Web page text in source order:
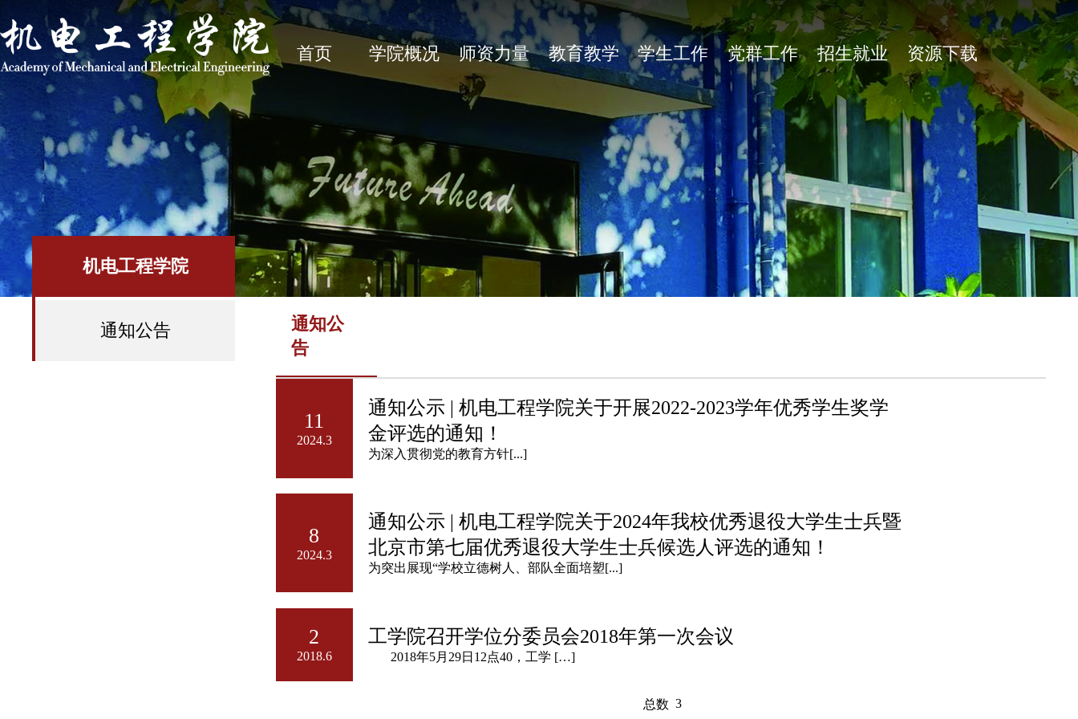
首页 学院概况 师资力量 教育教学 学生工作 党群工作 招生就业 资源下载
机电工程学院
通知公告
通知公
告
11
2024.3
通知公示 | 机电工程学院关于开展2022-2023学年优秀学生奖学
金评选的通知！
为深入贯彻党的教育方针[...]
8
2024.3
通知公示 | 机电工程学院关于2024年我校优秀退役大学生士兵暨
北京市第七届优秀退役大学生士兵候选人评选的通知！
为突出展现“学校立德树人、部队全面培塑[...]
2
2018.6
工学院召开学位分委员会2018年第一次会议
2018年5月29日12点40，工学 […]
总数 3